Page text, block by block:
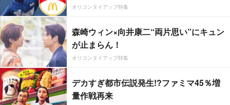
オリコンタイアップ特集
森崎ウィン×向井康二“両片思い”にキュン
が止まらん！
オリコンタイアップ特集
デカすぎ都市伝説発生!?ファミマ45％増
量作戦再来